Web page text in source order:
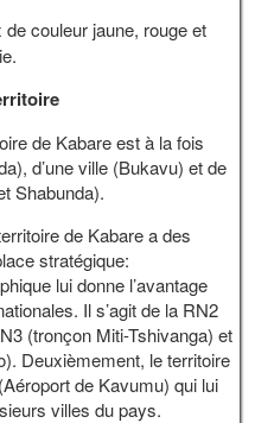
couleur jaune, rouge et
de Kabare est à la fois
d’une ville (Bukavu) et de
Shabunda).
de Kabare a des
stratégique:
lui donne l’avantage
Il s’agit de la RN2
(tronçon Miti-Tshivanga) et
Deuxièmement, le territoire
de Kavumu) qui lui
villes du pays.